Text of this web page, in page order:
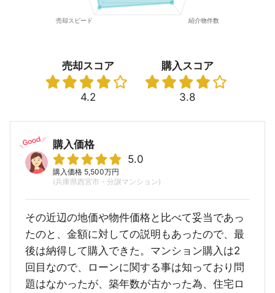
売却スコア
4.2
購入スコア
3.8
購入価格
5.0
購入価格 5,500万円
(兵庫県西宮市・分譲マンション)
その近辺の地価や物件価格と比べて妥当であっ
たのと、金額に対しての説明もあったので、最
後は納得して購入できた。マンション購入は2
回目なので、ローンに関する事は知っており問
題はなかったが、築年数が古かった為、住宅ロ